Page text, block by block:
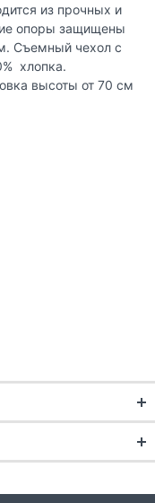
из прочных и
опоры защищены
Съемный чехол с
хлопка.
высоты от 70 см